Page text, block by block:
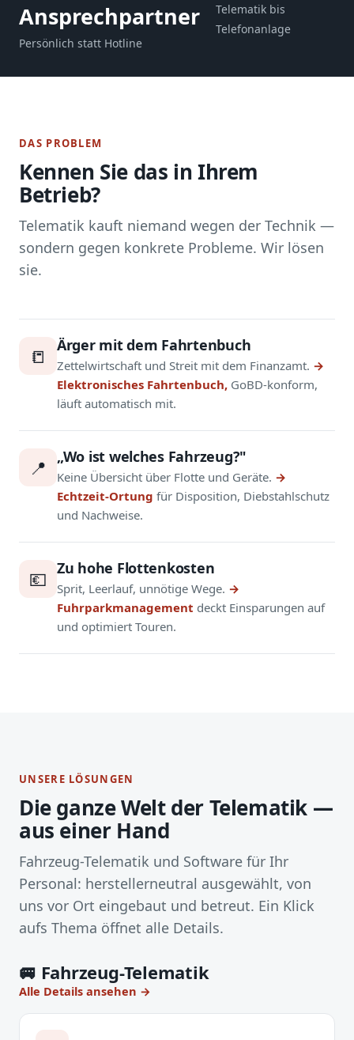
Ansprechpartner
Persönlich statt Hotline
Telematik bis
Telefonanlage
DAS PROBLEM
Kennen Sie das in Ihrem
Betrieb?
Telematik kauft niemand wegen der Technik —
sondern gegen konkrete Probleme. Wir lösen
sie.
📒 Ärger mit dem Fahrtenbuch
Zettelwirtschaft und Streit mit dem Finanzamt. →
Elektronisches Fahrtenbuch, GoBD-konform,
läuft automatisch mit.
📍 „Wo ist welches Fahrzeug?"
Keine Übersicht über Flotte und Geräte. →
Echtzeit-Ortung für Disposition, Diebstahlschutz
und Nachweise.
💶 Zu hohe Flottenkosten
Sprit, Leerlauf, unnötige Wege. →
Fuhrparkmanagement deckt Einsparungen auf
und optimiert Touren.
UNSERE LÖSUNGEN
Die ganze Welt der Telematik —
aus einer Hand
Fahrzeug-Telematik und Software für Ihr
Personal: herstellerneutral ausgewählt, von
uns vor Ort eingebaut und betreut. Ein Klick
aufs Thema öffnet alle Details.
🚐 Fahrzeug-Telematik
Alle Details ansehen →